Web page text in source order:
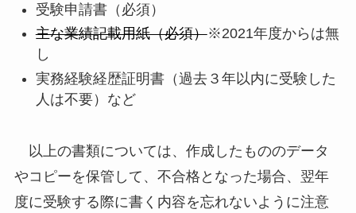
受験申請書（必須）
主な業績記載用紙（必須）※2021年度からは無
し
実務経験経歴証明書（過去３年以内に受験した
人は不要） など
以上の書類については、 作成したもののデータ
やコピーを保管 して、 不合格 となった場合、翌年
度に受験する際に書く内容を忘れないよう に注意